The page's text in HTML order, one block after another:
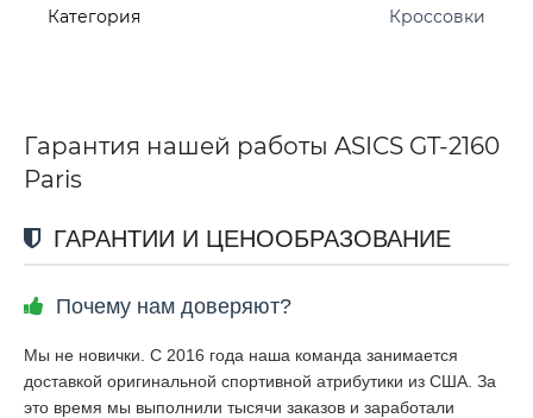
Категория Кроссовки
Гарантия нашей работы ASICS GT-2160
Paris
ГАРАНТИИ И ЦЕНООБРАЗОВАНИЕ
Почему нам доверяют?
Мы не новички. С 2016 года наша команда занимается
доставкой оригинальной спортивной атрибутики из США. За
это время мы выполнили тысячи заказов и заработали